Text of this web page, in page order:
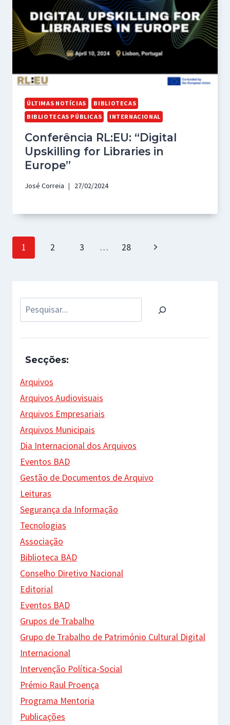
ÚLTIMAS NOTÍCIAS
BIBLIOTECAS
BIBLIOTECAS PÚBLICAS
INTERNACIONAL
Conferência RL:EU: “Digital
Upskilling for Libraries in
Europe”
José Correia 27/02/2024
Page
1 2 3 … 28
Next
Pesquisar
Secções:
Arquivos
Arquivos Audiovisuais
Arquivos Empresariais
Arquivos Municipais
Dia Internacional dos Arquivos
Eventos BAD
Gestão de Documentos de Arquivo
Leituras
Segurança da Informação
Tecnologias
Associação
Biblioteca BAD
Conselho Diretivo Nacional
Editorial
Eventos BAD
Grupos de Trabalho
Grupo de Trabalho de Património Cultural Digital
Internacional
Intervenção Política-Social
Prémio Raul Proença
Programa Mentoria
Publicações